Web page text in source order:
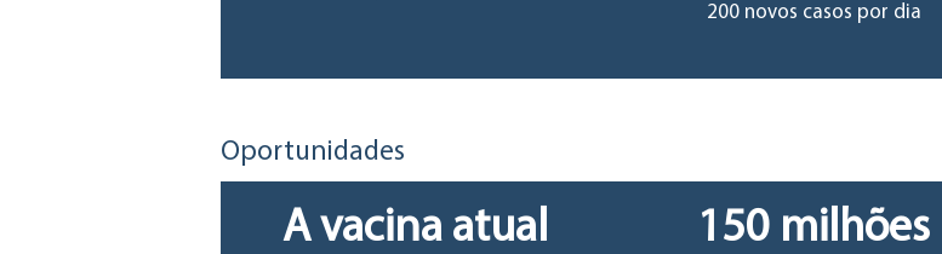
200 novos casos por dia
Oportunidades
A vacina atual 150 milhões